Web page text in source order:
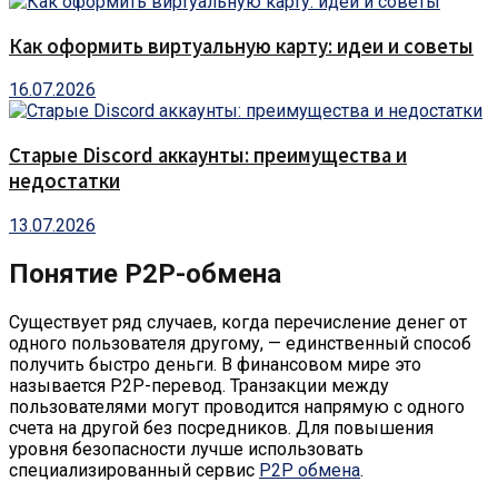
Как оформить виртуальную карту: идеи и советы
16.07.2026
Старые Discord аккаунты: преимущества и
недостатки
13.07.2026
Понятие P2P-обмена
Существует ряд случаев, когда перечисление денег от
одного пользователя другому, — единственный способ
получить быстро деньги. В финансовом мире это
называется P2P-перевод. Транзакции между
пользователями могут проводится напрямую с одного
счета на другой без посредников. Для повышения
уровня безопасности лучше использовать
специализированный сервис P2P обмена.